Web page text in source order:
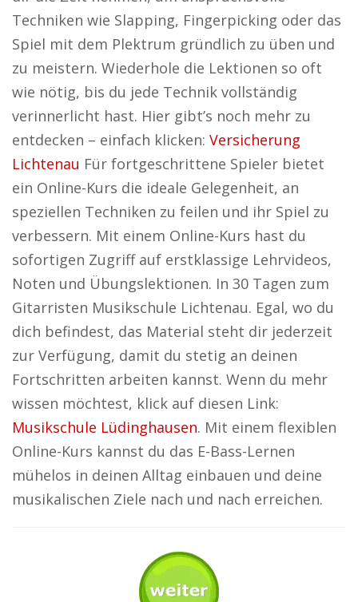
Techniken wie Slapping, Fingerpicking oder das
Spiel mit dem Plektrum gründlich zu üben und
zu meistern. Wiederhole die Lektionen so oft
wie nötig, bis du jede Technik vollständig
verinnerlicht hast. Hier gibt’s noch mehr zu
entdecken – einfach klicken: Versicherung
Lichtenau Für fortgeschrittene Spieler bietet
ein Online-Kurs die ideale Gelegenheit, an
speziellen Techniken zu feilen und ihr Spiel zu
verbessern. Mit einem Online-Kurs hast du
sofortigen Zugriff auf erstklassige Lehrvideos,
Noten und Übungslektionen. In 30 Tagen zum
Gitarristen Musikschule Lichtenau. Egal, wo du
dich befindest, das Material steht dir jederzeit
zur Verfügung, damit du stetig an deinen
Fortschritten arbeiten kannst. Wenn du mehr
wissen möchtest, klick auf diesen Link:
Musikschule Lüdinghausen. Mit einem flexiblen
Online-Kurs kannst du das E-Bass-Lernen
mühelos in deinen Alltag einbauen und deine
musikalischen Ziele nach und nach erreichen.